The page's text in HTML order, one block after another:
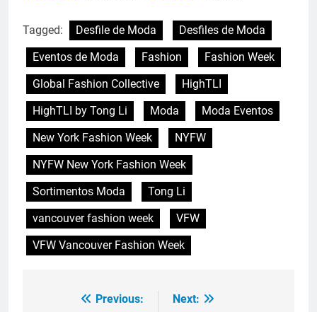
Tagged: Desfile de Moda
Desfiles de Moda
Eventos de Moda
Fashion
Fashion Week
Global Fashion Collective
HighTLI
HighTLI by Tong Li
Moda
Moda Eventos
New York Fashion Week
NYFW
NYFW New York Fashion Week
Sortimentos Moda
Tong Li
vancouver fashion week
VFW
VFW Vancouver Fashion Week
Navegação
Previous:
Next: